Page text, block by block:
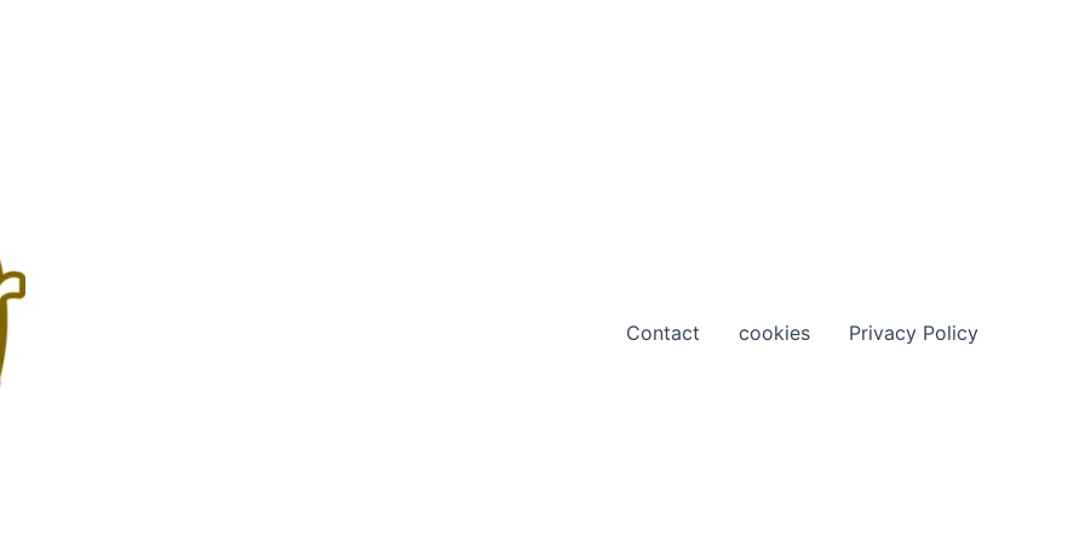
Contact cookies Privacy Policy